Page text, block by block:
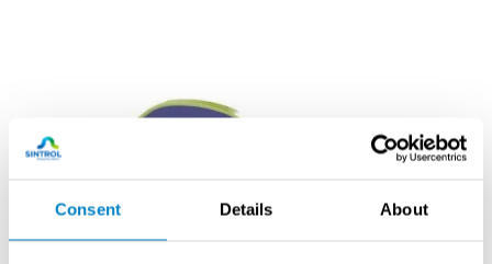
Consent Details About